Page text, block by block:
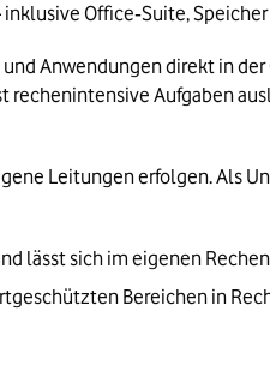
Office‑Suite,
Anwendungen direkt in
Aufgaben
Leitungen erfolgen. Als
lässt sich im eigenen
Bereichen in